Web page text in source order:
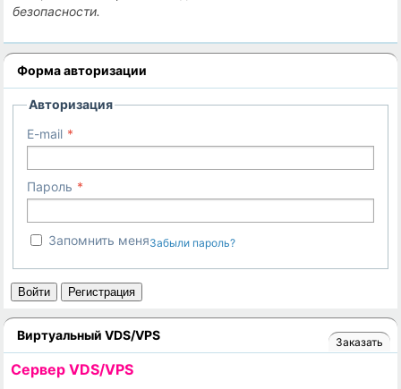
безопасности.
Форма авторизации
Авторизация
E-mail
Пароль
Запомнить меняЗабыли пароль?
Войти Регистрация
Виртуальный VDS/VPS Заказать
Cервер VDS/VPS